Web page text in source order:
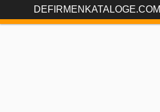
DEFIRMENKATALOGE.COM